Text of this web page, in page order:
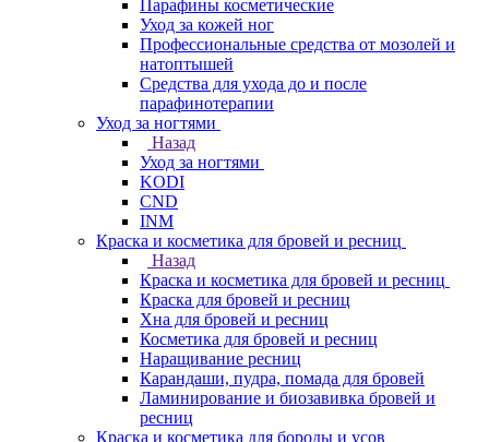
Парафины косметические
Уход за кожей ног
Профессиональные средства от мозолей и
натоптышей
Средства для ухода до и после
парафинотерапии
Уход за ногтями
Назад
Уход за ногтями
KODI
CND
INM
Краска и косметика для бровей и ресниц
Назад
Краска и косметика для бровей и ресниц
Краска для бровей и ресниц
Хна для бровей и ресниц
Косметика для бровей и ресниц
Наращивание ресниц
Карандаши, пудра, помада для бровей
Ламинирование и биозавивка бровей и
ресниц
Краска и косметика для бороды и усов